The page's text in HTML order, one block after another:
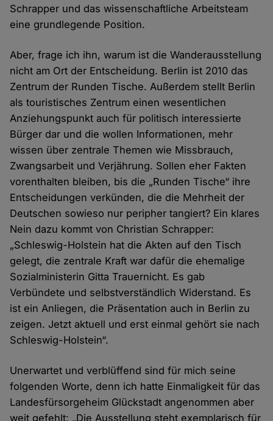
Schrapper und das wissenschaftliche Arbeitsteam
eine grundlegende Position.
Aber, frage ich ihn, warum ist die Wanderausstellung
nicht am Ort der Entscheidung. Berlin ist 2010 das
Zentrum der Runden Tische. Außerdem stellt Berlin
als touristisches Zentrum einen wesentlichen
Anziehungspunkt auch für politisch interessierte
Bürger dar und die wollen Informationen, mehr
wissen über zentrale Themen wie Missbrauch,
Zwangsarbeit und Verjährung. Sollen eher Fakten
vorenthalten bleiben, bis die „Runden Tische“ ihre
Entscheidungen verkünden, die die Mehrheit der
Deutschen sowieso nur peripher tangiert? Ein klares
Nein dazu kommt von Christian Schrapper:
„Schleswig-Holstein hat die Akten auf den Tisch
gelegt, die zentrale Kraft war dafür die ehemalige
Sozialministerin Gitta Trauernicht. Es gab
Verbündete und selbstverständlich Widerstand. Es
ist ein Anliegen, die Präsentation auch in Berlin zu
zeigen. Jetzt aktuell und erst einmal gehört sie nach
Schleswig-Holstein“.
Unerwartet und verblüffend sind für mich seine
folgenden Worte, denn ich hatte Einmaligkeit für das
Landesfürsorgeheim Glückstadt angenommen aber
weit gefehlt: „Die Ausstellung steht exemplarisch für